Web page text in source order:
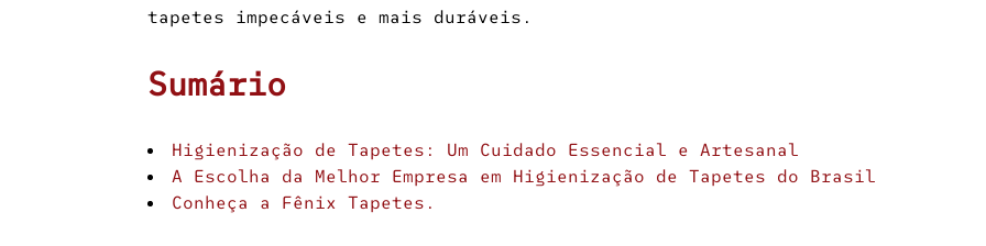
tapetes impecáveis e mais duráveis.
Sumário
Higienização de Tapetes: Um Cuidado Essencial e Artesanal
A Escolha da Melhor Empresa em Higienização de Tapetes do Brasil
Conheça a Fênix Tapetes.